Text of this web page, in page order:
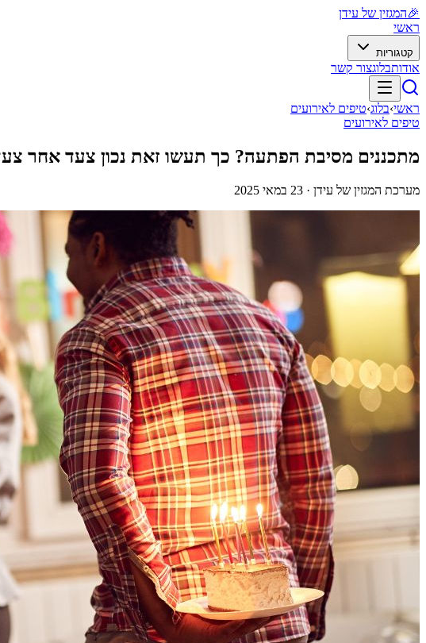
🎉המגזין של עידן
ראשי
קטגוריות
אודותבלוגצור קשר
ראשי›בלוג›טיפים לאירועים
טיפים לאירועים
מתכננים מסיבת הפתעה? כך תעשו זאת נכון צעד אחר
מערכת המגזין של עידן · 23 במאי 2025